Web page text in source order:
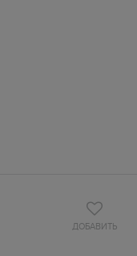
ДОБАВИТЬ